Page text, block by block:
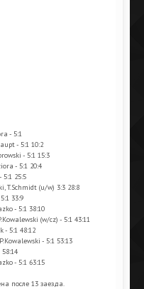
- 5:1
- 5:1 10:2
- 5:1 15:3
- 5:1 20:4
5:1 25:5
T.Schmidt (u/w) 3:3 28:8
33:9
- 5:1 38:10
(w/cz) - 5:1 43:11
- 5:1 48:12
- 5:1 53:13
- 5:1 63:15
после 13 заезда.